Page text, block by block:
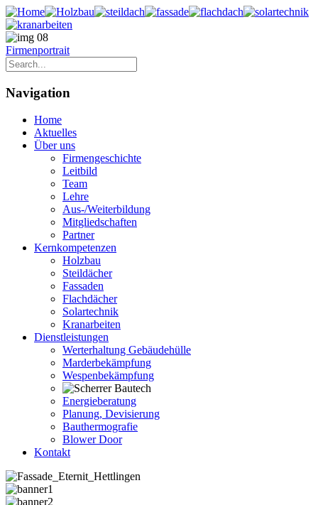
Firmenportrait
Navigation
Home
Aktuelles
Über uns
Firmengeschichte
Leitbild
Team
Lehre
Aus-/Weiterbildung
Mitgliedschaften
Partner
Kernkompetenzen
Holzbau
Steildächer
Fassaden
Flachdächer
Solartechnik
Kranarbeiten
Dienstleistungen
Werterhaltung Gebäudehülle
Marderbekämpfung
Wespenbekämpfung
Energieberatung
Planung, Devisierung
Bauthermografie
Blower Door
Kontakt